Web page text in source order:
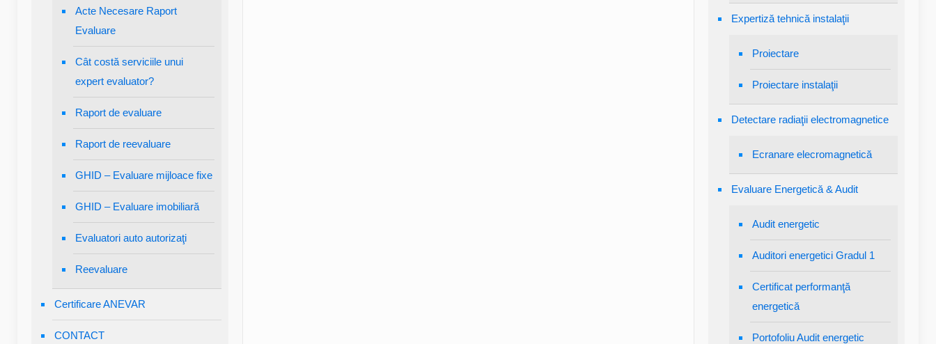
Acte Necesare Raport
Evaluare
Cât costă serviciile unui
expert evaluator?
Raport de evaluare
Raport de reevaluare
GHID – Evaluare mijloace fixe
GHID – Evaluare imobiliară
Evaluatori auto autorizaţi
Reevaluare
Certificare ANEVAR
CONTACT
Expertiză tehnică instalaţii
Proiectare
Proiectare instalaţii
Detectare radiaţii electromagnetice
Ecranare elecromagnetică
Evaluare Energetică & Audit
Audit energetic
Auditori energetici Gradul 1
Certificat performanţă
energetică
Portofoliu Audit energetic